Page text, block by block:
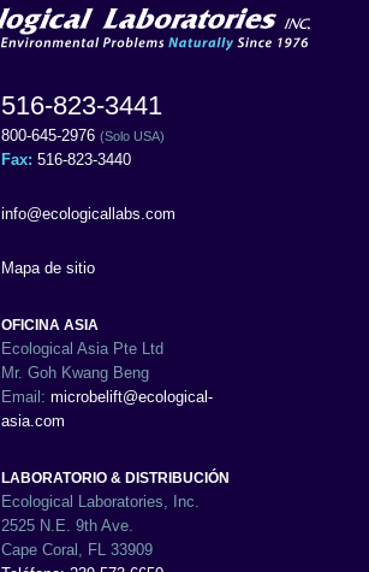
516-823-3441
800-645-2976 (Solo USA)
Fax: 516-823-3440
info@ecologicallabs.com
Mapa de sitio
OFICINA ASIA
Ecological Asia Pte Ltd
Mr. Goh Kwang Beng
Email: microbelift@ecological-
asia.com
LABORATORIO & DISTRIBUCIÓN
Ecological Laboratories, Inc.
2525 N.E. 9th Ave.
Cape Coral, FL 33909